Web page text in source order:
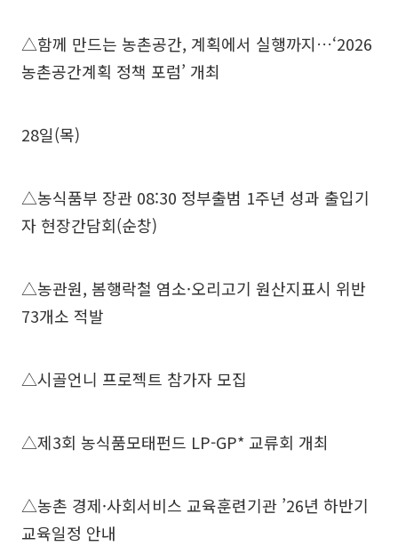
△함께 만드는 농촌공간, 계획에서 실행까지…‘2026
농촌공간계획 정책 포럼’ 개최
28일(목)
△농식품부 장관 08:30 정부출범 1주년 성과 출입기
자 현장간담회(순창)
△농관원, 봄행락철 염소·오리고기 원산지표시 위반
73개소 적발
△시골언니 프로젝트 참가자 모집
△제3회 농식품모태펀드 LP-GP* 교류회 개최
△농촌 경제·사회서비스 교육훈련기관 ’26년 하반기
교육일정 안내